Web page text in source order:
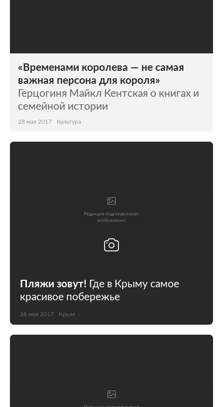
«Временами королева — не самая
важная персона для короля»
Герцогиня Майкл Кентская о книгах и
семейной истории
28 мая 2017 Культура
Пляжи зовут! Где в Крыму самое
красивое побережье
28 мая 2017 Крым